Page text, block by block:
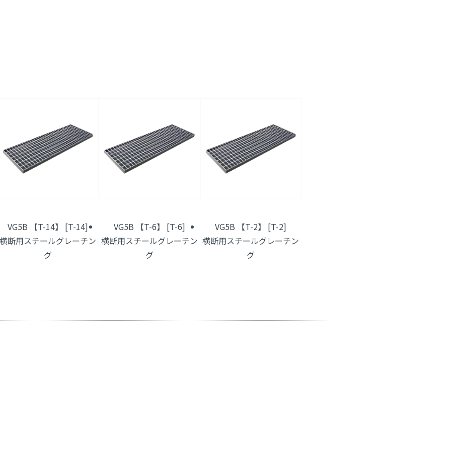
VG5B 【T-14】 [T-14]
横断用スチールグレーチン
グ
VG5B 【T-6】 [T-6]
横断用スチールグレーチン
グ
VG5B 【T-2】 [T-2]
横断用スチールグレーチン
グ